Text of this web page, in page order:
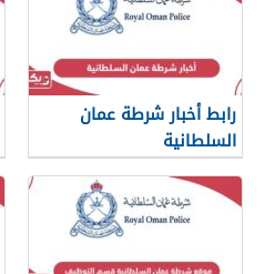
رابط أخبار شرطة عمان
السلطانية
www.rop.gov.om